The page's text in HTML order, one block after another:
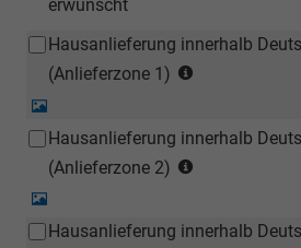
erwünscht
Hausanlieferung innerhalb
(Anlieferzone 1)
Hausanlieferung innerhalb
(Anlieferzone 2)
Hausanlieferung innerhalb